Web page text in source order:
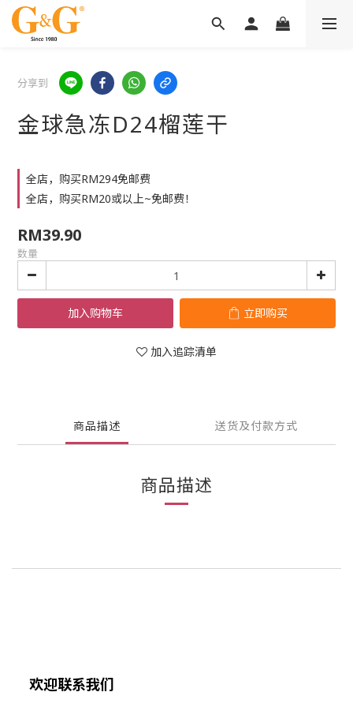
分享到
金球急冻D24榴莲干
全店，购买RM294免邮费
全店，购买RM20或以上~免邮费！
RM39.90
数量
加入购物车 立即购买
加入追踪清单
商品描述 送货及付款方式
商品描述
欢迎联系我们